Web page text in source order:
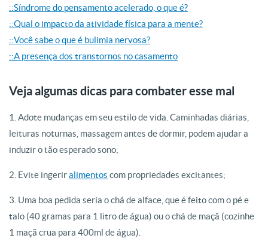
::Síndrome do pensamento acelerado, o que é?
::Qual o impacto da atividade física para a mente?
::Você sabe o que é bulimia nervosa?
::A presença dos transtornos no casamento
Veja algumas dicas para combater esse mal
1. Adote mudanças em seu estilo de vida. Caminhadas diárias,
leituras noturnas, massagem antes de dormir, podem ajudar a
induzir o tão esperado sono;
2. Evite ingeriralimentos com propriedades excitantes;
3. Uma boa pedida seria o chá de alface, que é feito com o pé e
talo (40 gramas para 1 litro de água) ou o chá de maçã (cozinhe
1 maçã crua para 400ml de água).